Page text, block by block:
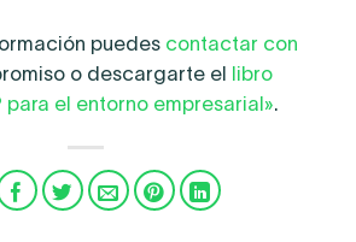
puedes contactar con
o descargarte el libro
para el entorno empresarial».